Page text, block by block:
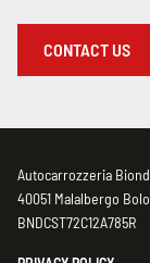
CONTACT US
Autocarrozzeria
40051 Malalbergo
BNDCST72C12A785R